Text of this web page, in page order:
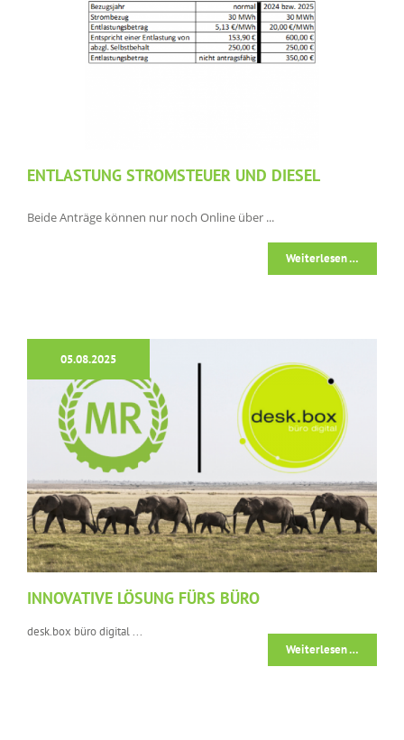
ENTLASTUNG STROMSTEUER UND DIESEL
Beide Anträge können nur noch Online über ...
Weiterlesen …
05.08.2025
INNOVATIVE LÖSUNG FÜRS BÜRO
desk.box büro digital ...
Weiterlesen …